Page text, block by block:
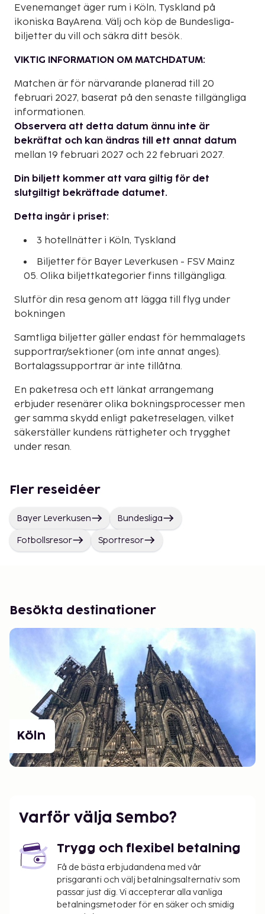
Evenemanget äger rum i Köln, Tyskland på
ikoniska BayArena. Välj och köp de Bundesliga-
biljetter du vill och säkra ditt besök.
VIKTIG INFORMATION OM MATCHDATUM:
Matchen är för närvarande planerad till 20
februari 2027, baserat på den senaste tillgängliga
informationen.
Observera att detta datum ännu inte är
bekräftat och kan ändras till ett annat datum
mellan 19 februari 2027 och 22 februari 2027.
Din biljett kommer att vara giltig för det
slutgiltigt bekräftade datumet.
Detta ingår i priset:
3 hotellnätter i Köln, Tyskland
Biljetter för Bayer Leverkusen - FSV Mainz
05. Olika biljettkategorier finns tillgängliga.
Slutför din resa genom att lägga till flyg under
bokningen
Samtliga biljetter gäller endast för hemmalagets
supportrar/sektioner (om inte annat anges).
Bortalagssupportrar är inte tillåtna.
En paketresa och ett länkat arrangemang
erbjuder resenärer olika bokningsprocesser men
ger samma skydd enligt paketreselagen, vilket
säkerställer kundens rättigheter och trygghet
under resan.
Fler reseidéer
Bayer Leverkusen Bundesliga
Fotbollsresor Sportresor
Besökta destinationer
Köln
Varför välja Sembo?
Trygg och flexibel betalning
Få de bästa erbjudandena med vår
prisgaranti och välj betalningsalternativ som
passar just dig. Vi accepterar alla vanliga
betalningsmetoder för en säker och smidig